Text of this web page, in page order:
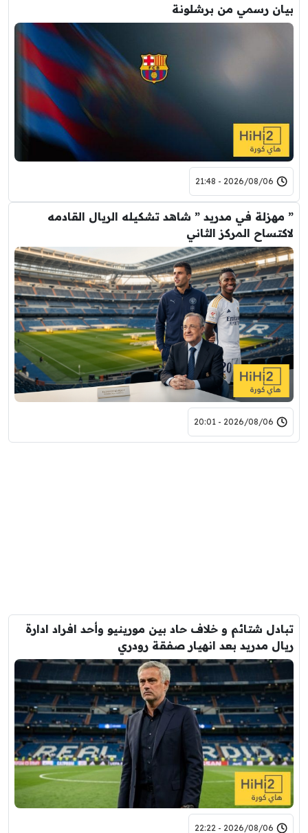
بيان رسمي من برشلونة
2026/08/06 - 21:48
” مهزلة في مدريد ” شاهد تشكيله الريال القادمه
لاكتساح المركز الثاني
2026/08/06 - 20:01
تبادل شتائم و خلاف حاد بين مورينيو وأحد افراد ادارة
ريال مدريد بعد انهيار صفقة رودري
2026/08/06 - 22:22